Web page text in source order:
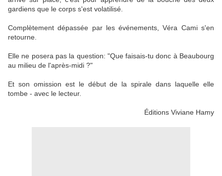
gardiens que le corps s'est volatilisé.
Complètement dépassée par les événements, Véra Cami s'en
retourne.
Elle ne posera pas la question: "Que faisais-tu donc à Beaubourg
au milieu de l'après-midi ?"
Et son omission est le début de la spirale dans laquelle elle
tombe - avec le lecteur.
Éditions Viviane Hamy